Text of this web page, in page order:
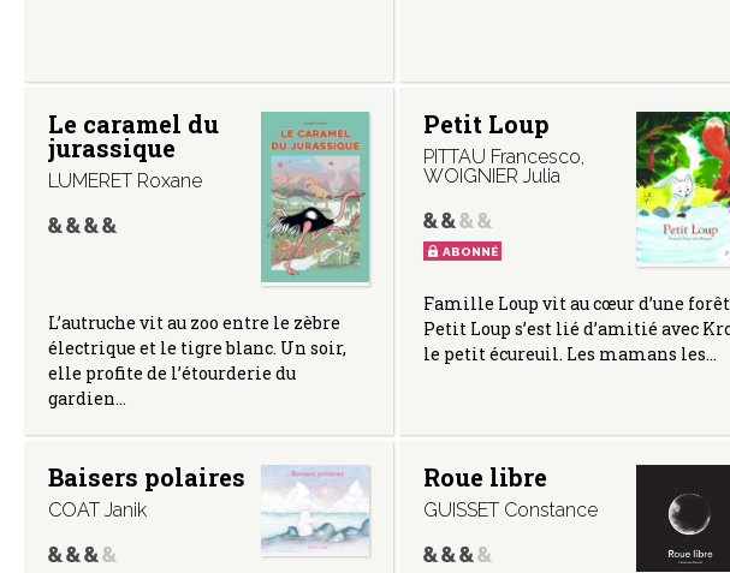
Le caramel du
jurassique
LUMERET Roxane
L’autruche vit au zoo entre le zèbre
électrique et le tigre blanc. Un soir,
elle profite de l’étourderie du
gardien…
Petit Loup
PITTAU Francesco,
WOIGNIER Julia
ABONNÉ
Famille Loup vit au cœur d’une
Petit Loup s’est lié d’amitié avec
le petit écureuil. Les mamans les…
Baisers polaires
COAT Janik
Roue libre
GUISSET Constance